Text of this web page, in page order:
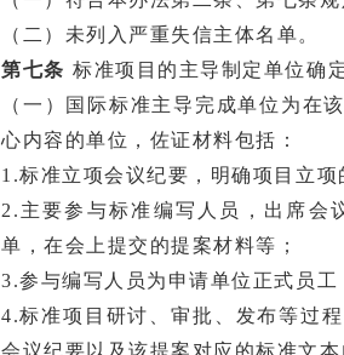
（二）未列入严重失信主体名单。
第七条 标准项目的主导制定单位确
（一）国际标准主导完成单位为在
心内容的单位，佐证材料包括：
1.标准立项会议纪要，明确项目立
2.主要参与标准编写人员，出席会
单，在会上提交的提案材料等；
3.参与编写人员为申请单位正式员
4.标准项目研讨、审批、发布等过
会议纪要以及该提案对应的标准文